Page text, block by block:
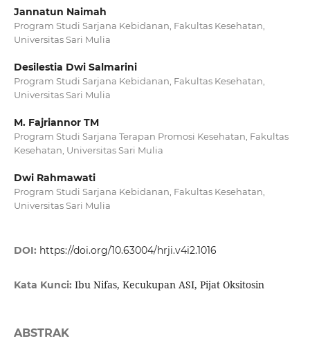
Jannatun Naimah
Program Studi Sarjana Kebidanan, Fakultas Kesehatan,
Universitas Sari Mulia
Desilestia Dwi Salmarini
Program Studi Sarjana Kebidanan, Fakultas Kesehatan,
Universitas Sari Mulia
M. Fajriannor TM
Program Studi Sarjana Terapan Promosi Kesehatan, Fakultas
Kesehatan, Universitas Sari Mulia
Dwi Rahmawati
Program Studi Sarjana Kebidanan, Fakultas Kesehatan,
Universitas Sari Mulia
DOI: https://doi.org/10.63004/hrji.v4i2.1016
Kata Kunci: Ibu Nifas, Kecukupan ASI, Pijat Oksitosin
ABSTRAK